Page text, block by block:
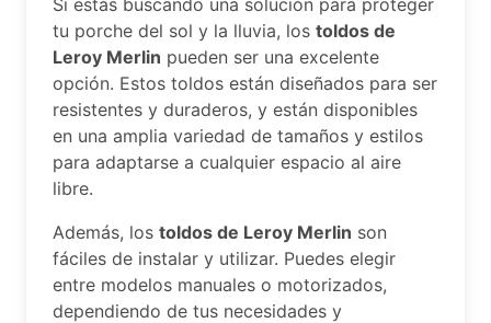
tu porche del sol y la lluvia, los toldos de
Leroy Merlin pueden ser una excelente
opción. Estos toldos están diseñados para ser
resistentes y duraderos, y están disponibles
en una amplia variedad de tamaños y estilos
para adaptarse a cualquier espacio al aire
libre.
Además, los toldos de Leroy Merlin son
fáciles de instalar y utilizar. Puedes elegir
entre modelos manuales o motorizados,
dependiendo de tus necesidades y